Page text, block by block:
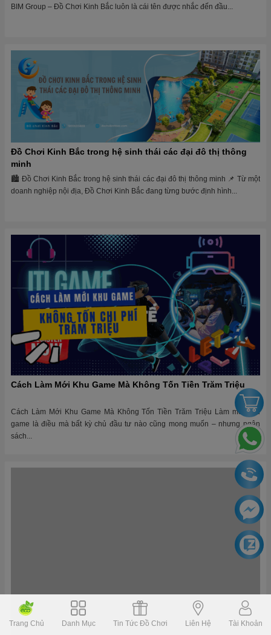
BIM Group – Đồ Chơi Kinh Bắc luôn là cái tên được nhắc đến đầu...
Đồ Chơi Kinh Bắc trong hệ sinh thái các đại đô thị thông
minh
🏙 Đồ Chơi Kinh Bắc trong hệ sinh thái các đại đô thị thông minh 📌 Từ một
doanh nghiệp nội địa, Đồ Chơi Kinh Bắc đang từng bước định hình...
Cách Làm Mới Khu Game Mà Không Tốn Tiền Trăm Triệu
Cách Làm Mới Khu Game Mà Không Tốn Tiền Trăm Triệu Làm mới khu
game là điều mà bất kỳ chủ đầu tư nào cũng mong muốn – nhưng ngân
sách...
Lập Kế Hoạch Bảo Dưỡng Định Kỳ: Bí Mật Để Khu Vui Chơi
Bền Vững
Trang Chủ Danh Mục Tin Tức Đồ Chơi Liên Hệ Tài Khoản